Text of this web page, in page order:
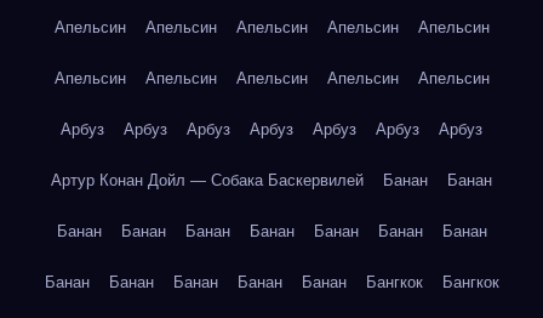
Апельсин Апельсин Апельсин Апельсин Апельсин
Апельсин Апельсин Апельсин Апельсин Апельсин
Арбуз Арбуз Арбуз Арбуз Арбуз Арбуз Арбуз
Артур Конан Дойл — Собака Баскервилей Банан Банан
Банан Банан Банан Банан Банан Банан Банан
Банан Банан Банан Банан Банан Бангкок Бангкок